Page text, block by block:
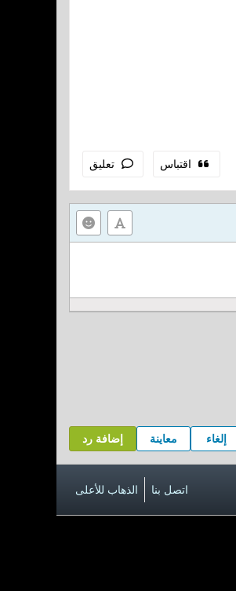
اقتباس تعليق
إضافة رد معاينة إلغاء
اتصل بنا الذهاب للأعلى